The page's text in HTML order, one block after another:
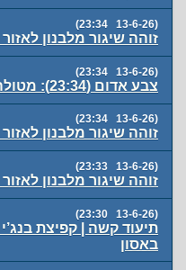
(13-6-26 23:34)
זוהה שיגור מלבנון
(13-6-26 23:34)
צבע אדום (23:34): מטולה
(13-6-26 23:34)
זוהה שיגור מלבנון
(13-6-26 23:33)
זוהה שיגור מלבנון
(13-6-26 23:30)
תיעוד קשה | קפיצת
באסון